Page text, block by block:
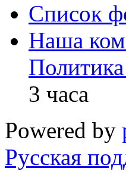
Список
Наша
3 часа
Powered by
Русская